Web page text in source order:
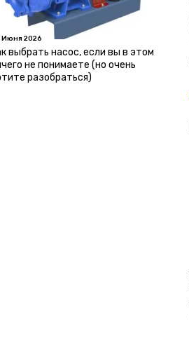
Июня 2026
выбрать насос, если вы в этом
не понимаете (но очень
разобраться)